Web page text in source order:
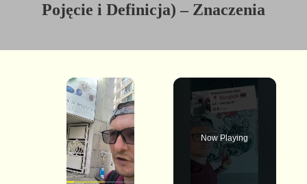
Pojęcie i Definicja) – Znaczenia
×
Now Playing